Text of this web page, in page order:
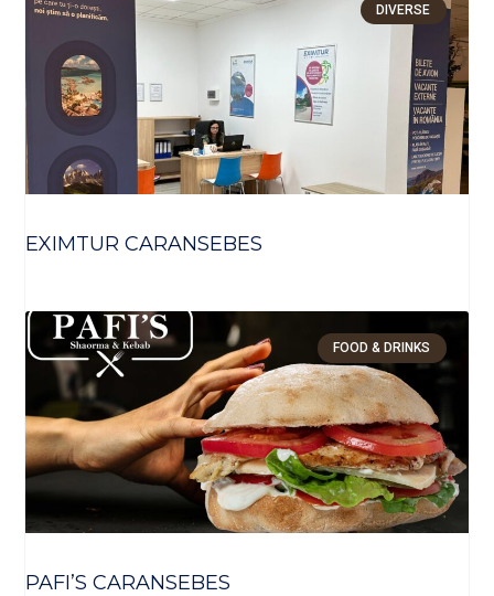
DIVERSE
EXIMTUR CARANSEBES
FOOD & DRINKS
PAFI’S CARANSEBES